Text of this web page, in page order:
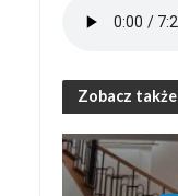
Zobacz także